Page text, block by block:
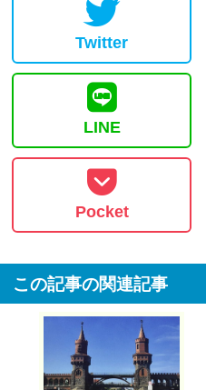
Twitter
LINE
Pocket
この記事の関連記事